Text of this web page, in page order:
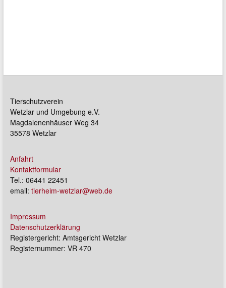
Tierschutzverein
Wetzlar und Umgebung e.V.
Magdalenenhäuser Weg 34
35578 Wetzlar
Anfahrt
Kontaktformular
Tel.: 06441 22451
email: tierheim-wetzlar@web.de
Impressum
Datenschutzerklärung
Registergericht: Amtsgericht Wetzlar
Registernummer: VR 470